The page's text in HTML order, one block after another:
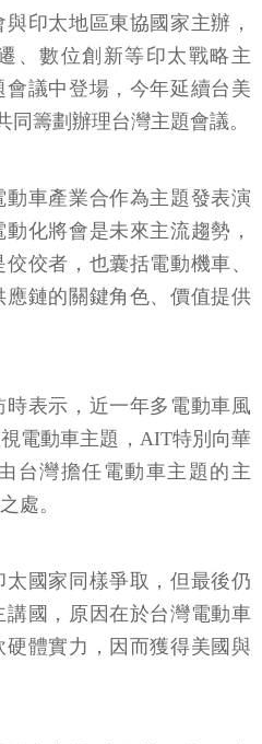
印太地區東協國家主辦，
、數位創新等印太戰略主
議中登場，今年延續台美
籌劃辦理台灣主題會議。
車產業合作為主題發表演
化將會是未來主流趨勢，
佼者，也囊括電動機車、
鏈的關鍵角色、價值提供
表示，近一年多電動車風
電動車主題，AIT特別向華
台灣擔任電動車主題的主
處。
國家同樣爭取，但最後仍
國，原因在於台灣電動車
體實力，因而獲得美國與